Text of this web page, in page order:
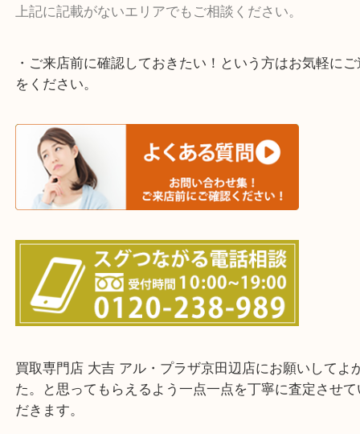
宇治市・京田辺市・和束町・城陽市・枚方市
寝屋川市・門真市・伏見区・高槻市・甲賀市
交野市・井手町
上記に記載がないエリアでもご相談ください。
・ご来店前に確認しておきたい！という方はお気軽
をください。